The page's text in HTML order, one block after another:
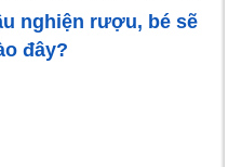
nghiện rượu, bé sẽ
đây?